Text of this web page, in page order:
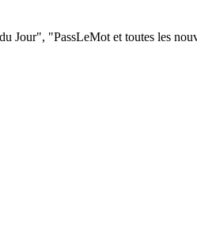
Jour", "PassLeMot et toutes les